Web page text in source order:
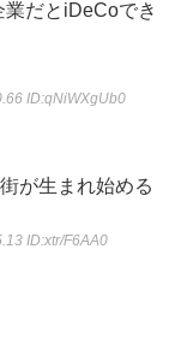
だとiDeCoでき
ID:qNiWXgUb0
が生まれ始める
ID:xtr/F6AA0